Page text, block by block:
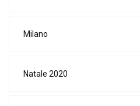
Milano
Natale 2020